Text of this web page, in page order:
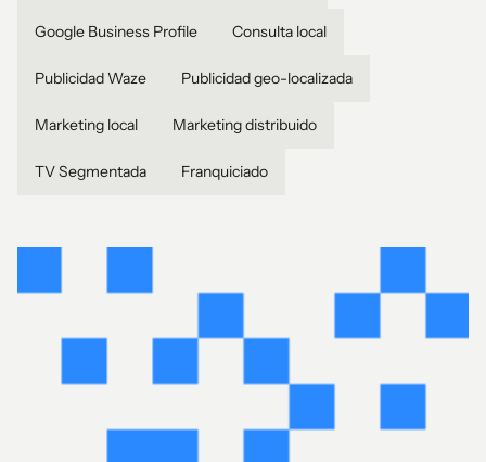
Google Business Profile Consulta local
Publicidad Waze Publicidad geo-localizada
Marketing local Marketing distribuido
TV Segmentada Franquiciado